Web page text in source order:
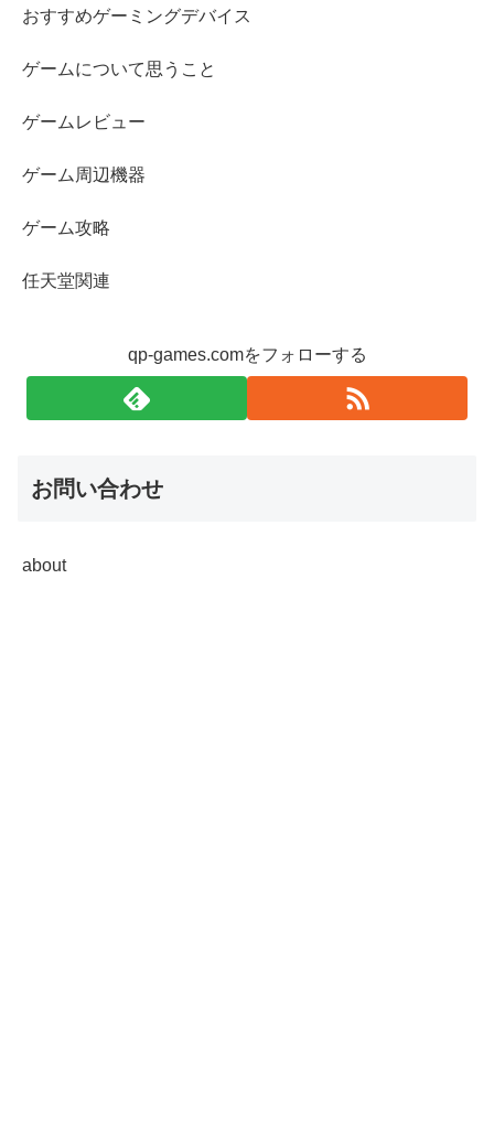
おすすめゲーミングデバイス
ゲームについて思うこと
ゲームレビュー
ゲーム周辺機器
ゲーム攻略
任天堂関連
qp-games.comをフォローする
お問い合わせ
about